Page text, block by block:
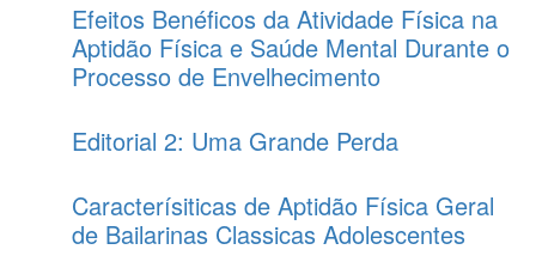
Efeitos Benéficos da Atividade Física na
Aptidão Física e Saúde Mental Durante o
Processo de Envelhecimento
Editorial 2: Uma Grande Perda
Caracterísiticas de Aptidão Física Geral
de Bailarinas Classicas Adolescentes